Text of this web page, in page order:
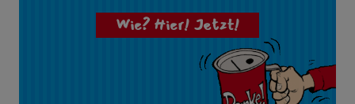
Wie? Hier! Jetzt!